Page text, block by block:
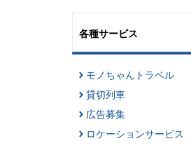
各種サービス
モノちゃんトラベル
貸切列車
広告募集
ロケーションサービス